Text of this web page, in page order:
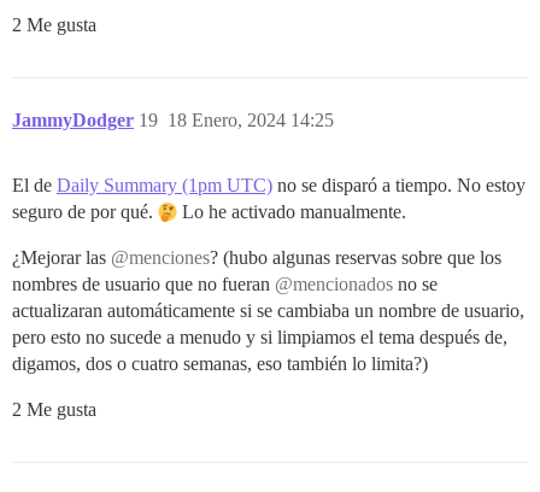
2 Me gusta
JammyDodger 18 Enero, 2024 14:25
19
El de Daily Summary (1pm UTC) no se disparó a tiempo. No estoy
seguro de por qué.
Lo he activado manualmente.
¿Mejorar las @menciones? (hubo algunas reservas sobre que los
nombres de usuario que no fueran @mencionados no se
actualizaran automáticamente si se cambiaba un nombre de usuario,
pero esto no sucede a menudo y si limpiamos el tema después de,
digamos, dos o cuatro semanas, eso también lo limita?)
2 Me gusta